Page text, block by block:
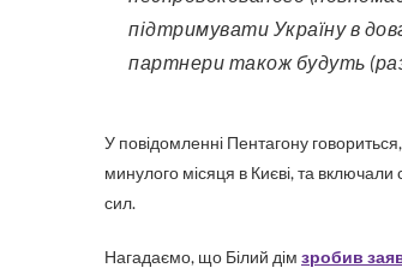
підтримувати Україну в
партнери також будуть
У повідомленні Пентагону
минулого місяця в Києві, та включали
сил.
Нагадаємо, що Білий дім зробив